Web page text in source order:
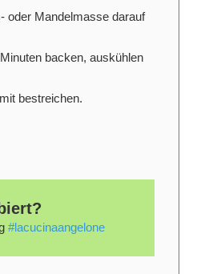
oder Mandelmasse darauf
backen, auskühlen
bestreichen.
#lacucinaangelone